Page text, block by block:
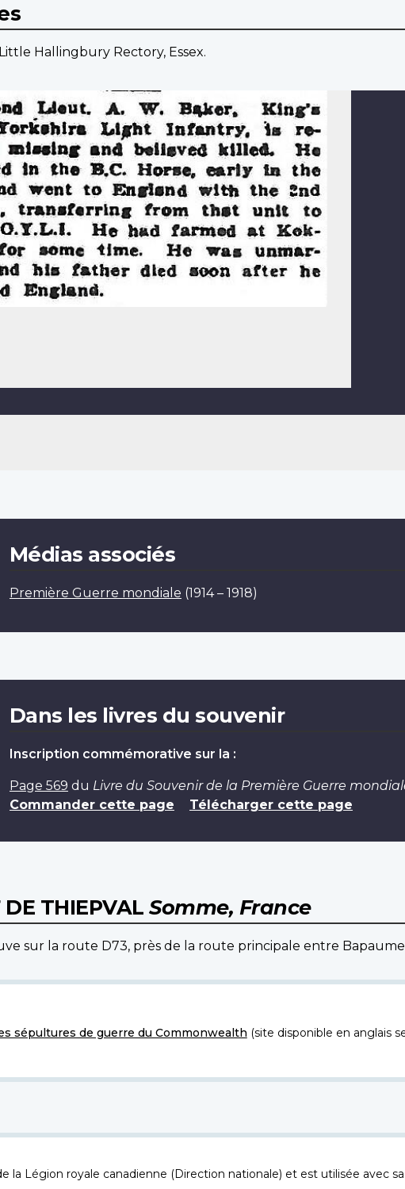
Hallingbury Rectory, Essex.
Médias associés
Première Guerre mondiale (1914 – 1918)
Dans les livres du souvenir
Inscription commémorative sur la :
Page 569 du Livre du Souvenir de la Première Guerre
Commander cette page
Télécharger cette page
THIEPVAL Somme, France
sur la route D73, près de la route principale entre
sépultures de guerre du Commonwealth (site disponible en anglais
la Légion royale canadienne (Direction nationale) et est utilisée avec